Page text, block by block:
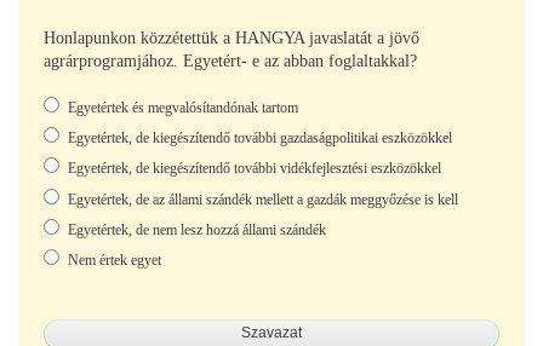
Honlapunkon közzétettük a HANGYA javaslatát a jövő
agrárprogramjához. Egyetért- e az abban foglaltakkal?
Választások
Egyetértek és megvalósítandónak tartom
Egyetértek, de kiegészítendő további gazdaságpolitikai eszközökkel
Egyetértek, de kiegészítendő további vidékfejlesztési eszközökkel
Egyetértek, de az állami szándék mellett a gazdák meggyőzése is kell
Egyetértek, de nem lesz hozzá állami szándék
Nem értek egyet